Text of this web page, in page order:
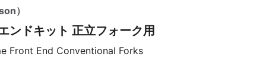
）
ンドキット 正立フォーク用
Front End Conventional Forks